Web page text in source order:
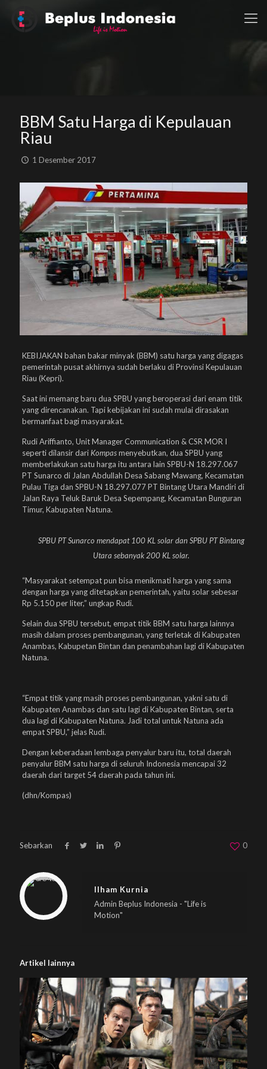
BBM Satu Harga di Kepulauan
Riau
1 Desember 2017
KEBIJAKAN bahan bakar minyak (BBM) satu harga yang digagas
pemerintah pusat akhirnya sudah berlaku di Provinsi Kepulauan
Riau (Kepri).
Saat ini memang baru dua SPBU yang beroperasi dari enam titik
yang direncanakan. Tapi kebijakan ini sudah mulai dirasakan
bermanfaat bagi masyarakat.
Rudi Ariffianto, Unit Manager Communication & CSR MOR I
seperti dilansir dari Kompasmenyebutkan, dua SPBU yang
memberlakukan satu harga itu antara lain SPBU-N 18.297.067
PT Sunarco di Jalan Abdullah Desa Sabang Mawang, Kecamatan
Pulau Tiga dan SPBU-N 18.297.077 PT Bintang Utara Mandiri di
Jalan Raya Teluk Baruk Desa Sepempang, Kecamatan Bunguran
Timur, Kabupaten Natuna.
SPBU PT Sunarco mendapat 100 KL solar dan SPBU PT Bintang
Utara sebanyak 200 KL solar.
“Masyarakat setempat pun bisa menikmati harga yang sama
dengan harga yang ditetapkan pemerintah, yaitu solar sebesar
Rp 5.150 per liter,” ungkap Rudi.
Selain dua SPBU tersebut, empat titik BBM satu harga lainnya
masih dalam proses pembangunan, yang terletak di Kabupaten
Anambas, Kabupetan Bintan dan penambahan lagi di Kabupaten
Natuna.
“Empat titik yang masih proses pembangunan, yakni satu di
Kabupaten Anambas dan satu lagi di Kabupaten Bintan, serta
dua lagi di Kabupaten Natuna. Jadi total untuk Natuna ada
empat SPBU,” jelas Rudi.
Dengan keberadaan lembaga penyalur baru itu, total daerah
penyalur BBM satu harga di seluruh Indonesia mencapai 32
daerah dari target 54 daerah pada tahun ini.
(dhn/Kompas)
Sebarkan 0
Warning
: Trying to access array offset on null in
/home/u833233641/domains/beplus.id/public_html/wp-content/themes/betheme/includes/content-single.php
on line
286
Ilham Kurnia
Admin Beplus Indonesia - "Life is
Motion"
Artikel lainnya